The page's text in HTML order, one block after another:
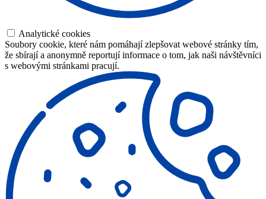
Analytické cookies
Soubory cookie, které nám pomáhají zlepšovat webové stránky tím,
že sbírají a anonymně reportují informace o tom, jak naši návštěvníci
s webovými stránkami pracují.